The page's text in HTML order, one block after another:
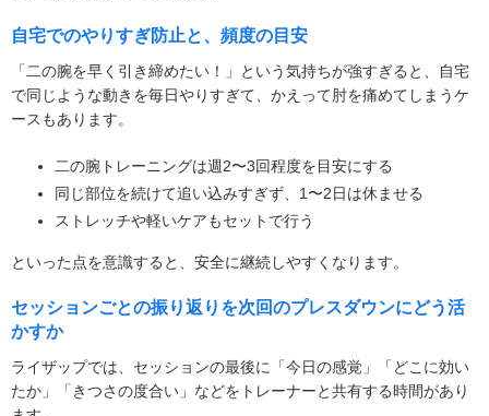
自宅でのやりすぎ防止と、頻度の目安
「二の腕を早く引き締めたい！」という気持ちが強すぎると、自宅
で同じような動きを毎日やりすぎて、かえって肘を痛めてしまうケ
ースもあります。
二の腕トレーニングは週2〜3回程度を目安にする
同じ部位を続けて追い込みすぎず、1〜2日は休ませる
ストレッチや軽いケアもセットで行う
といった点を意識すると、安全に継続しやすくなります。
セッションごとの振り返りを次回のプレスダウンにどう活
かすか
ライザップでは、セッションの最後に「今日の感覚」「どこに効い
たか」「きつさの度合い」などをトレーナーと共有する時間があり